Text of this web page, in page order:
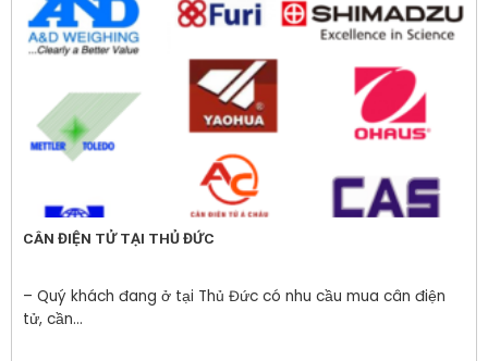
CÂN ĐIỆN TỬ TẠI THỦ ĐỨC
– Quý khách đang ở tại Thủ Đức có nhu cầu mua cân điện
tử, cần...